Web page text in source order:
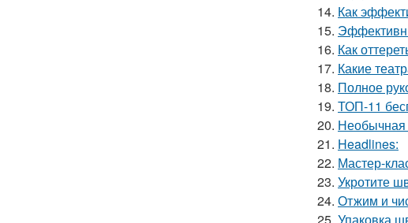
14. Как
15.
16. Как
17. Какие
18. Полное
19. ТОП-11
20. Необычная
21. Headlines:
22. Мастер-
23. Укротите
24. Отжим и